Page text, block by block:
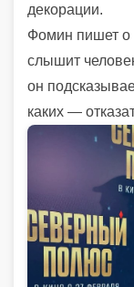
декорации.
Фомин пишет о
слышит
он
каких —